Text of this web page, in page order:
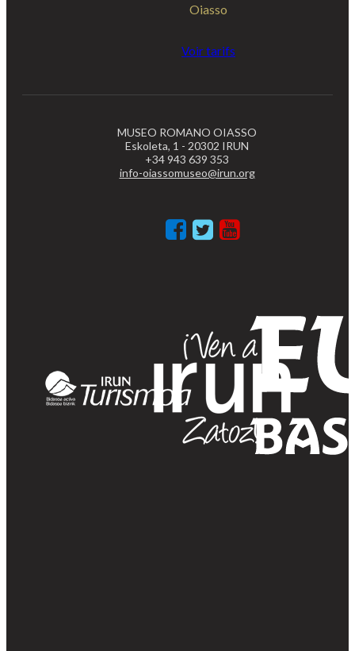
Oiasso
Voir tarifs
MUSEO ROMANO OIASSO
Eskoleta, 1 - 20302 IRUN
+34 943 639 353
info-oiassomuseo@irun.org